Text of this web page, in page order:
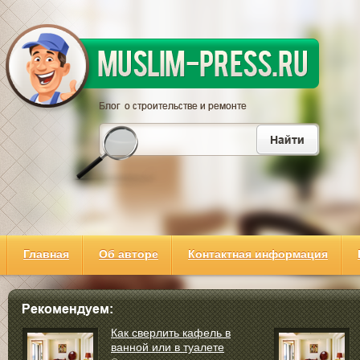
Главная Об авторе Контактная информация
Как сверлить кафель в
ванной или в туалете